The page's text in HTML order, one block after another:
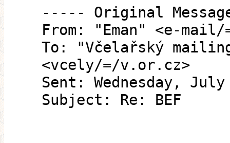
----- Original
From: "Eman" <e-
To: "Včelařský
<vcely/=/v.or.cz>
Sent: Wednesday,
Subject: Re: BEF